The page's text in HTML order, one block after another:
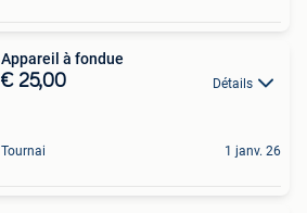
Appareil à fondue
€ 25,00 Détails
Tournai 1 janv. 26